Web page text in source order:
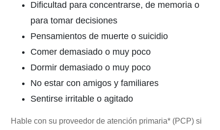
Dificultad para concentrarse, de memoria o
para tomar decisiones
Pensamientos de muerte o suicidio
Comer demasiado o muy poco
Dormir demasiado o muy poco
No estar con amigos y familiares
Sentirse irritable o agitado
Hable con su proveedor de atención primaria* (PCP) si